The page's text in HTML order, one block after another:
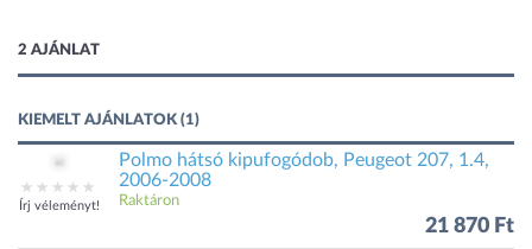
2 AJÁNLAT
KIEMELT AJÁNLATOK (1)
Írj véleményt!
Polmo hátsó kipufogódob, Peugeot 207, 1.4,
2006-2008
Raktáron
21 870 Ft